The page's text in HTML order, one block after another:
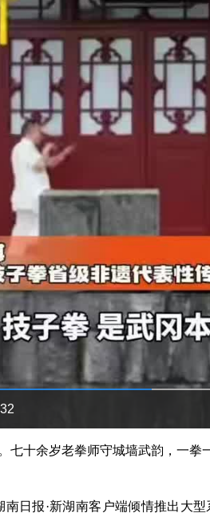
七十余岁老拳师守城墙武韵，一拳
南日报·新湖南客户端倾情推出大